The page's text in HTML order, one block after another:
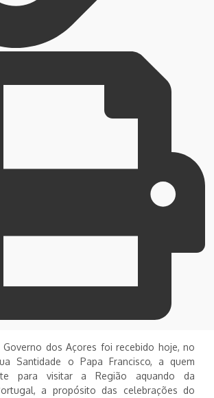
Governo dos Açores foi recebido hoje, no
Santidade o Papa Francisco, a quem
para visitar a Região aquando da
a propósito das celebrações do